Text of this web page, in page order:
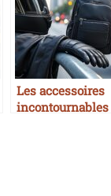
Les accessoires
incontournables